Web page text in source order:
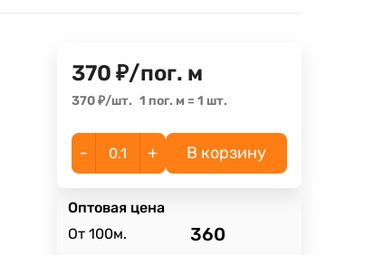
370 ₽/пог. м
370₽/шт. 1 пог. м =1 шт.
- + В корзину
Оптовая цена
От 100м.
360